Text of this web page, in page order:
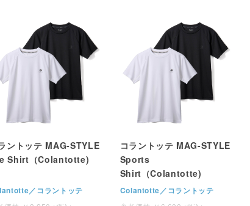
ントッテ MAG-STYLE
Shirt（Colantotte)
／コラントッテ
コラントッテ MAG-STYLE
Sports
Shirt（Colantotte)
Colantotte／コラントッテ